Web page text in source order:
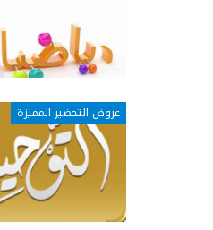
عروض التحضير المميزة